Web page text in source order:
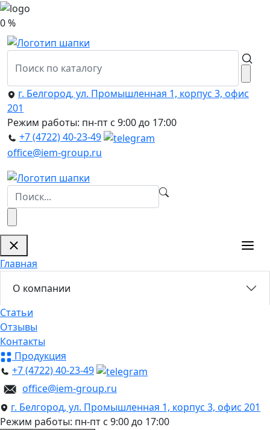
0 %
г. Белгород, ул. Промышленная 1, корпус 3, офис
201
Режим работы: пн-пт с 9:00 до 17:00
+7 (4722) 40-23-49
office@iem-group.ru
Главная
О компании
Статьи
Отзывы
Контакты
Продукция
+7 (4722) 40-23-49
office@iem-group.ru
г. Белгород, ул. Промышленная 1, корпус 3, офис 201
Режим работы: пн-пт с 9:00 до 17:00